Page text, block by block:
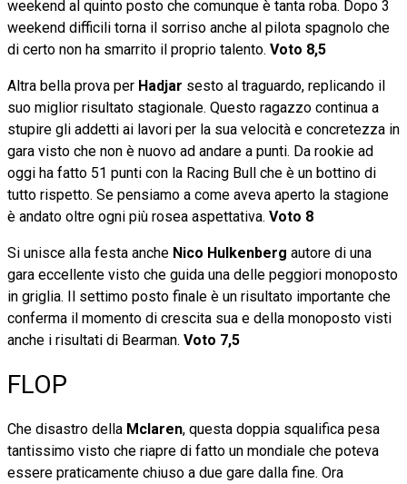
weekend al quinto posto che comunque è tanta roba. Dopo 3
weekend difficili torna il sorriso anche al pilota spagnolo che
di certo non ha smarrito il proprio talento. Voto 8,5
Altra bella prova per Hadjar sesto al traguardo, replicando il
suo miglior risultato stagionale. Questo ragazzo continua a
stupire gli addetti ai lavori per la sua velocità e concretezza in
gara visto che non è nuovo ad andare a punti. Da rookie ad
oggi ha fatto 51 punti con la Racing Bull che è un bottino di
tutto rispetto. Se pensiamo a come aveva aperto la stagione
è andato oltre ogni più rosea aspettativa. Voto 8
Si unisce alla festa anche Nico Hulkenberg autore di una
gara eccellente visto che guida una delle peggiori monoposto
in griglia. Il settimo posto finale è un risultato importante che
conferma il momento di crescita sua e della monoposto visti
anche i risultati di Bearman. Voto 7,5
FLOP
Che disastro della Mclaren, questa doppia squalifica pesa
tantissimo visto che riapre di fatto un mondiale che poteva
essere praticamente chiuso a due gare dalla fine. Ora